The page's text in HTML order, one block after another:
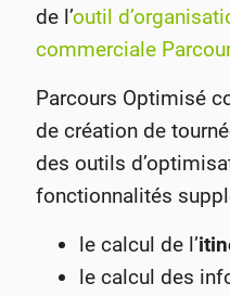
de l’outil
commerciale
Parcours Optimisé
de création de
des outils
fonctionnalités
le calcul de l’
le calcul des